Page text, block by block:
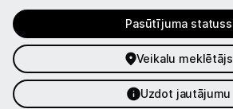
Pasūtījuma statuss
Veikalu meklētājs
Uzdot jautājumu